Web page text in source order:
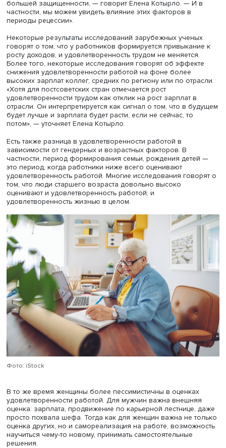
Елена Котырло
По мнению исследователей, зарплата — лишь один из
индикаторов благосостояния. Субъективная оценка
удовлетворенности работой объединяет денежные и
неденежные факторы вознаграждения. «Например, есть
немонетарные виды компенсации относительной
бюджетников в зарплате, которые могут проявляться в
большей защищенности, — говорит Елена Котырло. —
частности, мы можем увидеть влияние этих факторов в
периоды рецессии».
Некоторые результаты исследований зарубежных
говорят о том, что у работников формируется
росту доходов, и удовлетворенность трудом не
Более того, некоторые исследования говорят об
снижения удовлетворенности работой на фоне более
высоких зарплат коллег, средних по региону или по
«Хотя для постсоветских стран отмечается рост
удовлетворенности трудом как отклик на рост зарплат в
отрасли. Он интерпретируется как сигнал о том, что в
будет лучше и зарплата будет расти, если не сейчас, то
потом», — уточняет Елена Котырло.
Есть также разница в удовлетворенности работой в
зависимости от гендерных и возрастных факторов. В
частности, период формирования семьи, рождения
это период, когда работники ниже всего оценивают
удовлетворенность работой. Многие исследования
том, что люди старшего возраста довольно высоко
оценивают и удовлетворенность работой, и
удовлетворенность жизнью в целом.